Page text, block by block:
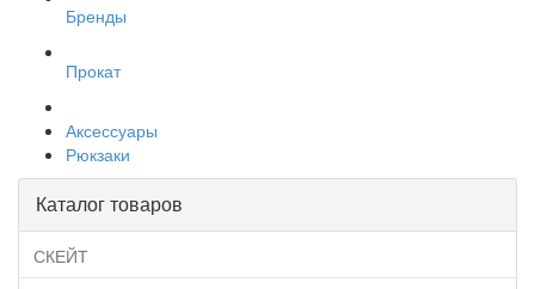
Бренды
Прокат
Аксессуары
Рюкзаки
Каталог товаров
СКЕЙТ